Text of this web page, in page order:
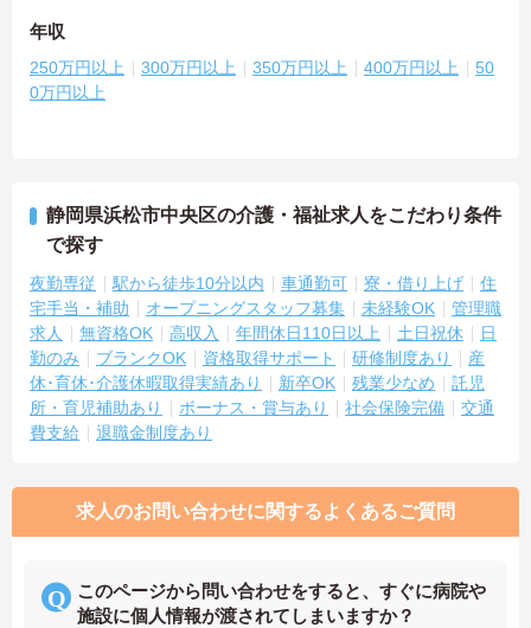
年収
250万円以上 300万円以上 350万円以上 400万円以上
50
0万円以上
静岡県浜松市中央区の介護・福祉求人をこだわり条件
で探す
夜勤専従 駅から徒歩10分以内 車通勤可 寮・借り上げ
住
宅手当・補助
オープニングスタッフ募集 未経験OK
管理職
求人
無資格OK 高収入 年間休日110日以上 土日祝休
日
勤のみ
ブランクOK 資格取得サポート 研修制度あり
産
休･育休･介護休暇取得実績あり
新卒OK 残業少なめ
託児
所・育児補助あり
ボーナス・賞与あり 社会保険完備
交通
費支給
退職金制度あり
求人のお問い合わせに関するよくあるご質問
このページから問い合わせをすると、すぐに病院や
施設に個人情報が渡されてしまいますか？